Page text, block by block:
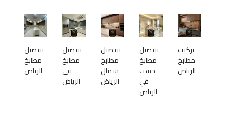
تركيب
مطابخ
الرياض
تفصيل
مطابخ
خشب
في
الرياض
تفصيل
مطابخ
شمال
الرياض
تفصيل
مطابخ
في
الرياض
تفصيل
مطابخ
الرياض